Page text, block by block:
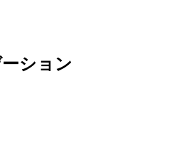
ション